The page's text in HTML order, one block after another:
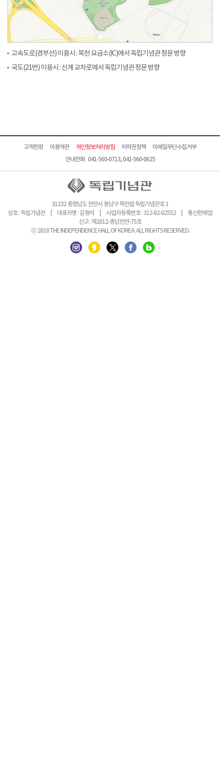
고속도로(경부선) 이용시 : 목천 요금소(IC)에서 독립기념관 정문 방향
국도(21번) 이용시 : 신계 교차로에서 독립기념관 정문 방향
고객헌장 이용약관 개인정보처리방침 저작권정책
이메일무단수집거부
안내전화 041-560-0713, 041-560-0625
31232 충청남도 천안시 동남구 목천읍 독립기념관로 1
상호 : 독립기념관 | 대표자명 : 김형석 | 사업자등록번호 : 312-82-02552 | 통신판매업
신고 : 제2012-충남천안-75호
ⓒ 2018 THE INDEPENDENCE HALL OF KOREA. ALL RIGHTS RESERVED.